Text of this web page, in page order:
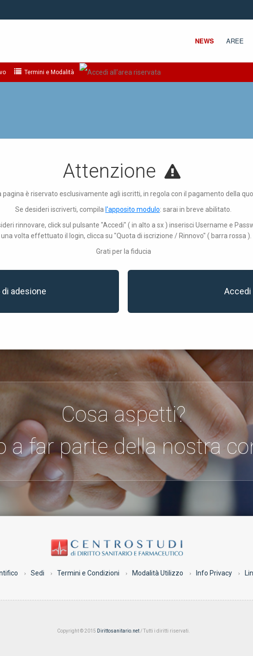
NEWS AREE
Termini e Modalità
Attenzione
pagina è riservato esclusivamente agli iscritti, in regola con il pagamento della
Se desideri iscriverti, compila l'apposito modulo: sarai in breve abilitato.
rinnovare, click sul pulsante "Accedi" ( in alto a sx ) inserisci Username e
una volta effettuato il login, clicca su "Quota di iscrizione / Rinnovo" ( barra rossa ).
Grati per la fiducia
adesione Accedi
Cosa aspetti?
a far parte della nostra
Sedi Termini e Condizioni Modalità Utilizzo Info Privacy
Copyright © 2015 Dirittosanitario.net/ Tutti i diritti riservati.